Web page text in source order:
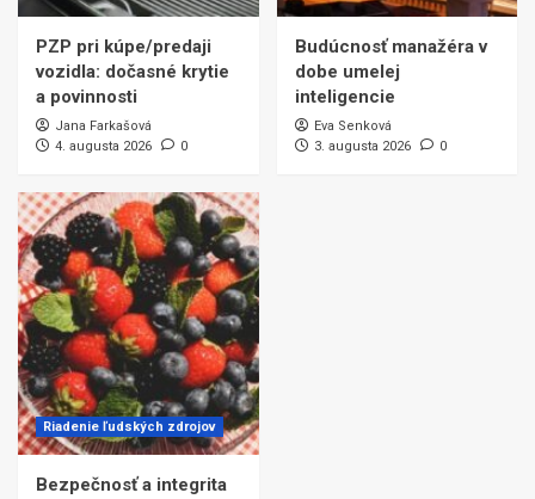
PZP pri kúpe/predaji
vozidla: dočasné krytie
a povinnosti
Jana Farkašová
4. augusta 2026
0
Budúcnosť manažéra v
dobe umelej
inteligencie
Eva Senková
3. augusta 2026
0
Riadenie ľudských zdrojov
Bezpečnosť a integrita